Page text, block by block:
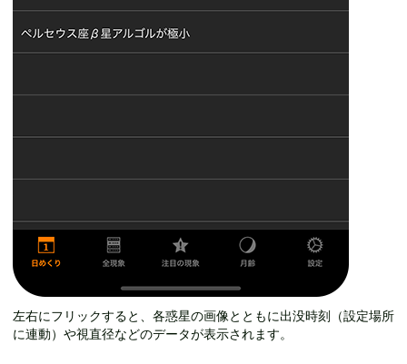
左右にフリックすると、各惑星の画像とともに出没時刻（設定場所
に連動）や視直径などのデータが表示されます。